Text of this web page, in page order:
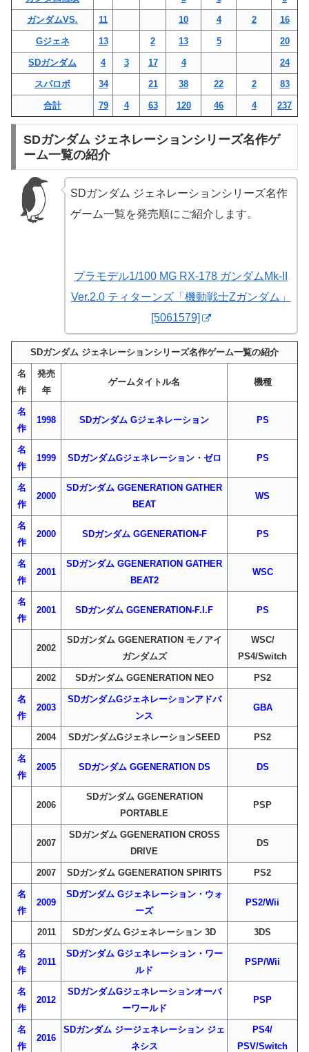
ガンダムVS. 11 10 4 2 16
Gジェネ 13 2 13 5 20
SDガンダム 4 3 17 4 24
スパロボ 34 21 38 22 2 83
合計 79 4 63 120 46 4 237
SDガンダム ジェネレーションシリーズ名作ゲ
ーム一覧の紹介
SDガンダム ジェネレーションシリーズ名作
ゲーム一覧を発売順にご紹介します。
プラモデル1/100 MG RX-178 ガンダムMk-II
Ver.2.0 ティターンズ「機動戦士Zガンダム」
[5061579]
SDガンダム ジェネレーションシリーズ名作ゲーム一覧の紹介
名
作
発売
年
ゲームタイトル名 機種
名
作
1998 SDガンダム Gジェネレーション PS
名
作
1999 SDガンダムGジェネレーション・ゼロ PS
名
作
2000
SDガンダム GGENERATION GATHER
BEAT
WS
名
作
2000 SDガンダム GGENERATION-F PS
名
作
2001
SDガンダム GGENERATION GATHER
BEAT2
WSC
名
作
2001 SDガンダム GGENERATION-F.I.F PS
2002
SDガンダム GGENERATION モノアイ
ガンダムズ
WSC/
PS4/Switch
2002 SDガンダム GGENERATION NEO PS2
名
作
2003
SDガンダムGジェネレーションアドバ
ンス
GBA
2004 SDガンダムGジェネレーションSEED PS2
名
作
2005 SDガンダム GGENERATION DS DS
2006
SDガンダム GGENERATION
PORTABLE
PSP
2007
SDガンダム GGENERATION CROSS
DRIVE
DS
2007 SDガンダム GGENERATION SPIRITS PS2
名
作
2009
SDガンダム Gジェネレーション・ウォ
ーズ
PS2/Wii
2011 SDガンダム Gジェネレーション 3D 3DS
名
作
2011
SDガンダム Gジェネレーション・ワー
ルド
PSP/Wii
名
作
2012
SDガンダムGジェネレーションオーバ
ーワールド
PSP
名
作
2016
SDガンダム ジージェネレーション ジェ
ネシス
PS4/
PSV/Switch